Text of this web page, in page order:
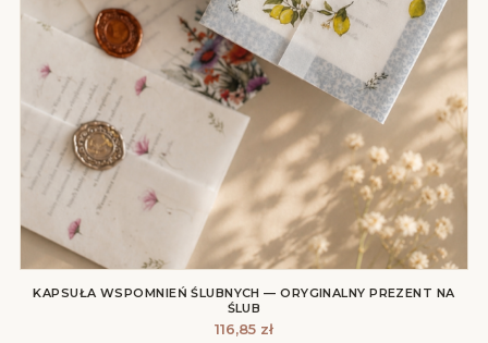
KAPSUŁA WSPOMNIEŃ ŚLUBNYCH — ORYGINALNY PREZENT NA
ŚLUB
116,85 zł